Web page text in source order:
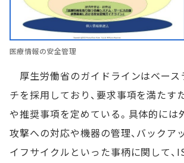
医療情報の安全管理
厚生労働省のガイドラインはベース
チを採用しており、要求事項を満たす
や推奨事項を定めている。具体的には
攻撃への対応や機器の管理、バックア
イフサイクルといった事柄に関して、